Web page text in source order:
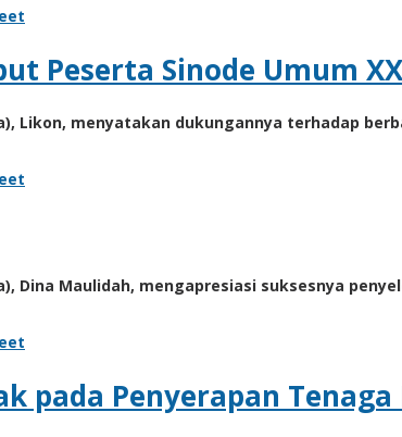
Peserta Sinode Umum
Likon, menyatakan dukungannya terhadap
Dina Maulidah, mengapresiasi suksesnya
pada Penyerapan